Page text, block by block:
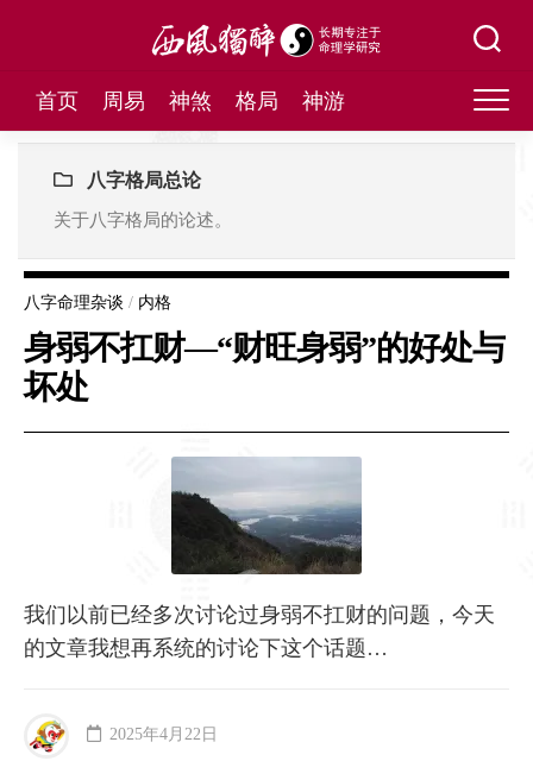
首页 周易 神煞 格局 神游
八字格局总论
关于八字格局的论述。
八字命理杂谈 / 内格
身弱不扛财—“财旺身弱”的好处与
坏处
我们以前已经多次讨论过身弱不扛财的问题，今天
的文章我想再系统的讨论下这个话题…
2025年4月22日